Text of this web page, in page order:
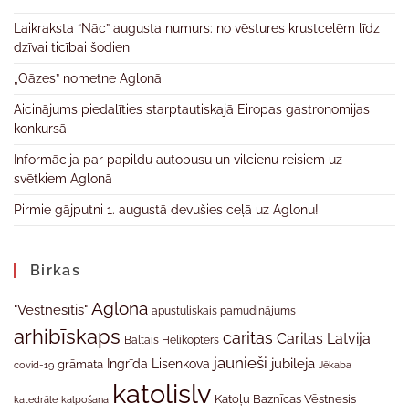
Laikraksta “Nāc” augusta numurs: no vēstures krustcelēm līdz
dzīvai ticībai šodien
„Oāzes” nometne Aglonā
Aicinājums piedalīties starptautiskajā Eiropas gastronomijas
konkursā
Informācija par papildu autobusu un vilcienu reisiem uz
svētkiem Aglonā
Pirmie gājputni 1. augustā devušies ceļā uz Aglonu!
Birkas
"Vēstnesītis" Aglona apustuliskais pamudinājums
arhibīskaps Baltais Helikopters caritas Caritas Latvija
covid-19 grāmata Ingrīda Lisenkova jaunieši jubileja Jēkaba
katedrāle kalpošana katolislv Katoļu Baznīcas Vēstnesis